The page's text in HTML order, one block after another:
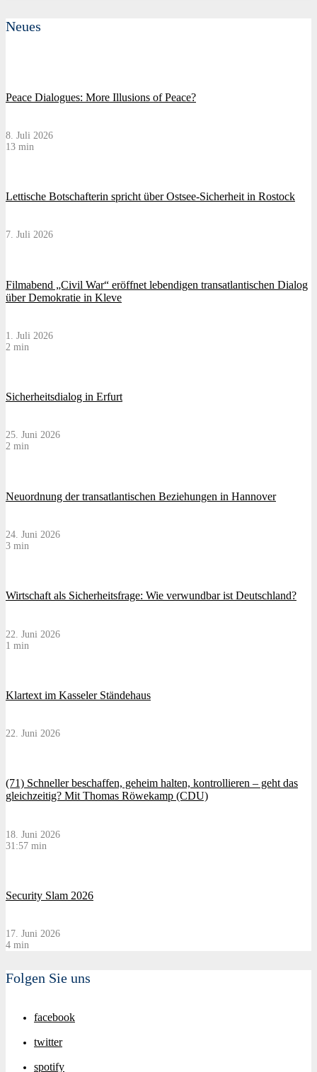
Neues
Peace Dialogues: More Illusions of Peace?
8. Juli 2026
13 min
Lettische Botschafterin spricht über Ostsee-Sicherheit in Rostock
7. Juli 2026
Filmabend „Civil War“ eröffnet lebendigen transatlantischen Dialog
über Demokratie in Kleve
1. Juli 2026
2 min
Sicherheitsdialog in Erfurt
25. Juni 2026
2 min
Neuordnung der transatlantischen Beziehungen in Hannover
24. Juni 2026
3 min
Wirtschaft als Sicherheitsfrage: Wie verwundbar ist Deutschland?
22. Juni 2026
1 min
Klartext im Kasseler Ständehaus
22. Juni 2026
(71) Schneller beschaffen, geheim halten, kontrollieren – geht das
gleichzeitig? Mit Thomas Röwekamp (CDU)
18. Juni 2026
31:57 min
Security Slam 2026
17. Juni 2026
4 min
Folgen Sie uns
facebook
twitter
spotify